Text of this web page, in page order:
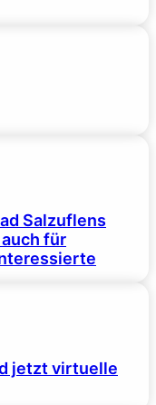
Salzuflens
für
jetzt virtuelle